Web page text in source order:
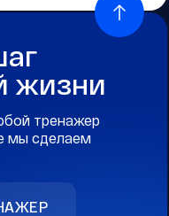
жизни
тренажер
мы сделаем